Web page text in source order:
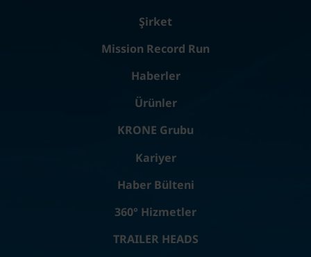
Şirket
Mission Record Run
Haberler
Ürünler
KRONE Grubu
Kariyer
Haber Bülteni
360° Hizmetler
TRAILER HEADS